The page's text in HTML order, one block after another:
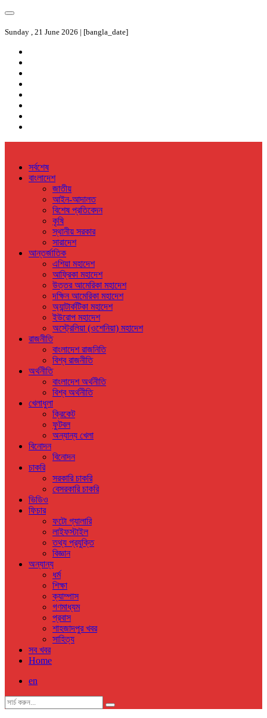
Sunday , 21 June 2026 | [bangla_date]
সর্বশেষ
বাংলাদেশ
জাতীয়
আইন-আদালত
বিশেষ প্রতিবেদন
কৃষি
স্থানীয় সরকার
সারাদেশ
আন্তর্জাতিক
এশিয়া মহাদেশ
আফ্রিকা মহাদেশ
উত্তর আমেরিকা মহাদেশ
দক্ষিন আমেরিকা মহাদেশ
অ্যান্টার্কটিকা মহাদেশ
ইউরোপ মহাদেশ
অস্ট্রেলিয়া (ওশেনিয়া) মহাদেশ
রাজনীতি
বাংলাদেশ রাজনিতি
বিশ্ব রাজনীতি
অর্থনীতি
বাংলাদেশ অর্থনীতি
বিশ্ব অর্থনীতি
খেলাধুলা
ক্রিকেট
ফুটবল
অন্যান্য খেলা
বিনোদন
বিনোদন
চাকরি
সরকারি চাকরি
বেসরকারি চাকরি
ভিডিও
ফিচার
ফটো গ্যালারি
লাইফস্টাইল
তথ্য প্রযুক্তি
বিজ্ঞান
অন্যান্য
ধর্ম
শিক্ষা
ক্যাম্পাস
গণমাধ্যম
প্রবাস
শাহজাদপুর খবর
সাহিত্য
সব খবর
Home
en